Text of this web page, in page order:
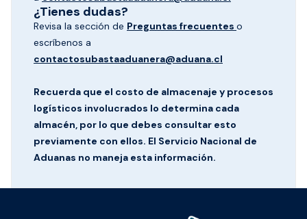
¿Tienes dudas?
Revisa la sección de Preguntas frecuentes o
escríbenos a
contactosubastaaduanera@aduana.cl
Recuerda que el costo de almacenaje y procesos
logísticos involucrados lo determina cada
almacén, por lo que debes consultar esto
previamente con ellos. El Servicio Nacional de
Aduanas no maneja esta información.